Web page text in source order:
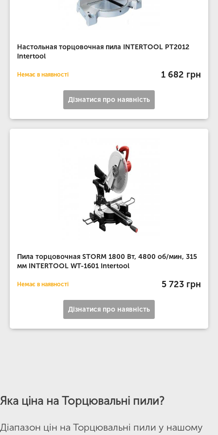
Настольная торцовочная пила INTERTOOL PT2012
Intertool
Немає в наявності 1 682 грн
Дізнатися про наявність
Пила торцовочная STORM 1800 Вт, 4800 об/мин, 315
мм INTERTOOL WT-1601 Intertool
Немає в наявності 5 723 грн
Дізнатися про наявність
Яка ціна на Торцювальні пили?
Діапазон цін на Торцювальні пили у нашому